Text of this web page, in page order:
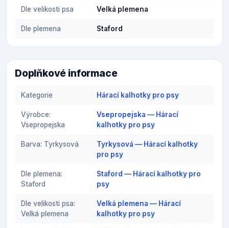
Dle velikosti psa Velká plemena
Dle plemena Staford
Doplňkové informace
Kategorie Hárací kalhotky pro psy
Výrobce:
Vsepropejska
Vsepropejska — Hárací
kalhotky pro psy
Barva: Tyrkysová
Tyrkysová — Hárací kalhotky
pro psy
Dle plemena:
Staford
Staford — Hárací kalhotky pro
psy
Dle velikosti psa:
Velká plemena
Velká plemena — Hárací
kalhotky pro psy